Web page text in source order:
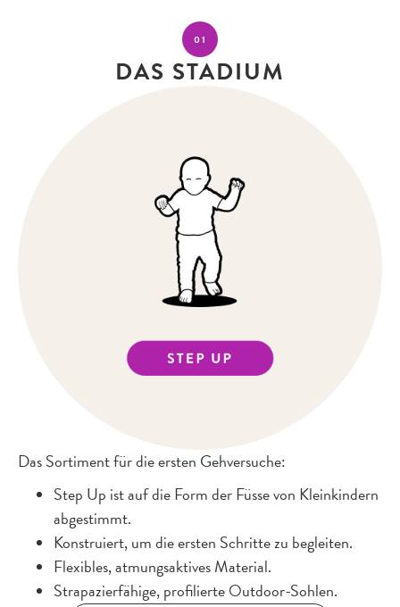
01
DAS STADIUM
Das Sortiment für die ersten Gehversuche:
Step Up ist auf die Form der Füsse von Kleinkindern
abgestimmt.
Konstruiert, um die ersten Schritte zu begleiten.
Flexibles, atmungsaktives Material.
Strapazierfähige, profilierte Outdoor-Sohlen.